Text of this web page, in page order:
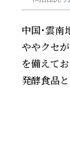
中国・雲
ややクセ
を備えて
発酵食品